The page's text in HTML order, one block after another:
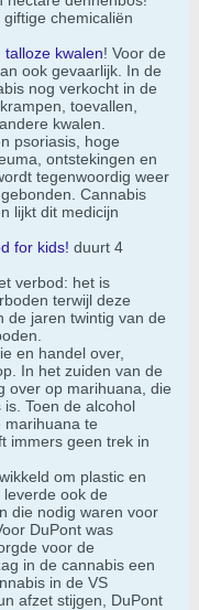
chemicaliën
talloze kwalen! Voor de
ook gevaarlijk. In de
nog verkocht in de
toevallen,
kwalen.
psoriasis, hoge
ontstekingen en
tegenwoordig weer
Cannabis
lijkt dit medicijn
for kids! duurt 4
verbod: het is
terwijl deze
de jaren twintig van de
en handel over,
In het zuiden van de
over op marihuana, die
Toen de alcohol
marihuana te
immers geen trek in
om plastic en
ook de
die nodig waren voor
DuPont was
voor de
in de cannabis een
in de VS
afzet stijgen, DuPont